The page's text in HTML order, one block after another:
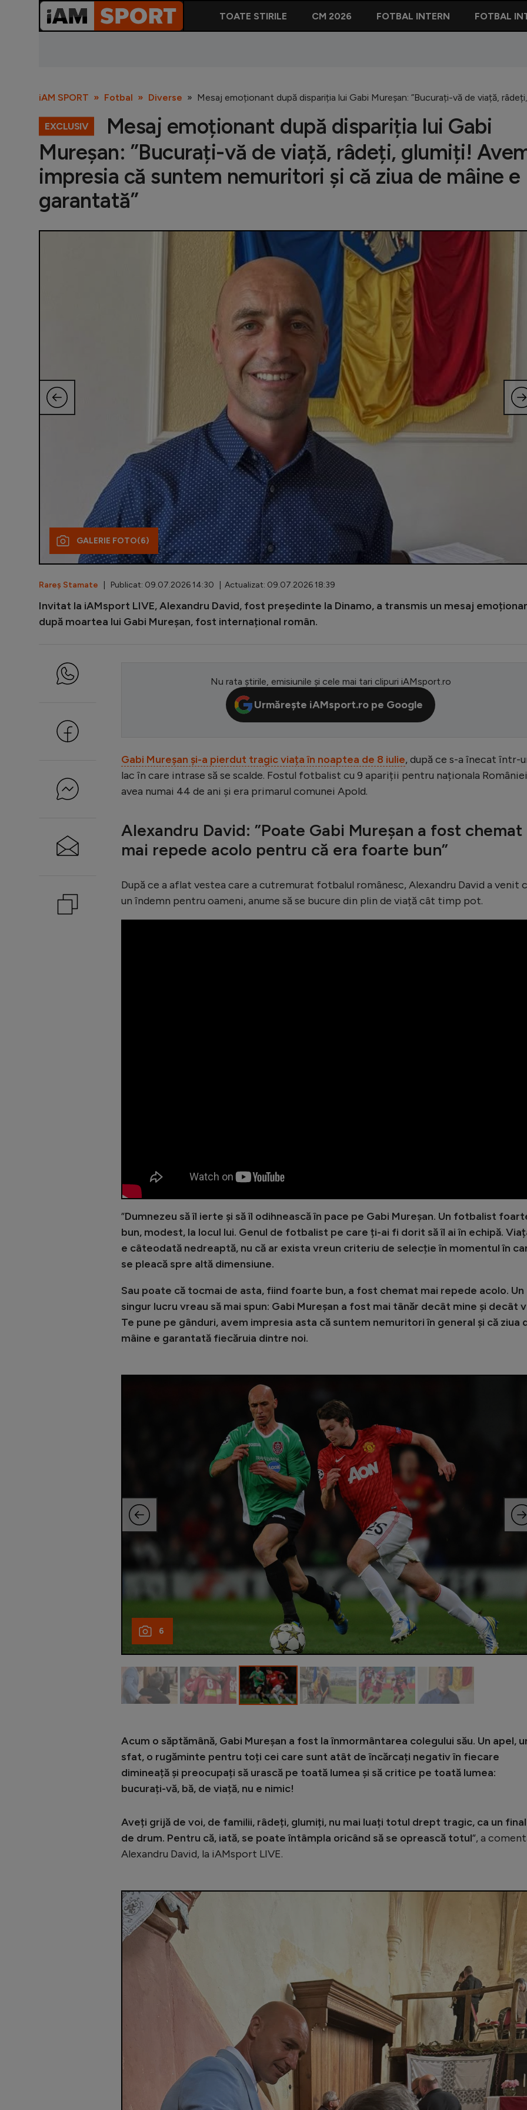
TOATE STIRILE CM 2026 FOTBAL INTERN FOTBAL
iAM SPORT Fotbal Diverse Mesaj emoționant după dispariția lui Gabi Mureșan: ”Bucurați-vă de viață,
EXCLUSIV
Mesaj emoționant după dispariția lui Gabi
Mureșan: ”Bucurați-vă de viață, râdeți, glumiți!
impresia că suntem nemuritori și că ziua de mâine e
garantată”
GALERIE FOTO(6)
Rareș Stamate | Publicat: 09.07.2026 14:30 | Actualizat: 09.07.2026 18:39
Invitat la iAMsport LIVE, Alexandru David, fost președinte la Dinamo, a transmis un mesaj
după moartea lui Gabi Mureșan, fost internațional român.
Nu rata știrile, emisiunile și cele mai tari clipuri iAMsport.ro
Urmărește iAMsport.ro pe Google
Gabi Mureșan și-a pierdut tragic viața în noaptea de 8 iulie, după ce s-a înecat într-
lac în care intrase să se scalde. Fostul fotbalist cu 9 apariții pentru naționala României
avea numai 44 de ani și era primarul comunei Apold.
Alexandru David: ”Poate Gabi Mureșan a fost chemat
mai repede acolo pentru că era foarte bun”
După ce a aflat vestea care a cutremurat fotbalul românesc, Alexandru David a venit
un îndemn pentru oameni, anume să se bucure din plin de viață cât timp pot.
”Dumnezeu să îl ierte și să îl odihnească în pace pe Gabi Mureșan. Un fotbalist
bun, modest, la locul lui. Genul de fotbalist pe care ți-ai fi dorit să îl ai în echipă.
e câteodată nedreaptă, nu că ar exista vreun criteriu de selecție în momentul în
se pleacă spre altă dimensiune.
Sau poate că tocmai de asta, fiind foarte bun, a fost chemat mai repede acolo. Un
singur lucru vreau să mai spun: Gabi Mureșan a fost mai tânăr decât mine și decât
Te pune pe gânduri, avem impresia asta că suntem nemuritori în general și că ziua
mâine e garantată fiecăruia dintre noi.
6
Acum o săptămână, Gabi Mureșan a fost la înmormântarea colegului său. Un apel,
sfat, o rugăminte pentru toți cei care sunt atât de încărcați negativ în fiecare
dimineață și preocupați să urască pe toată lumea și să critice pe toată lumea:
bucurați-vă, bă, de viață, nu e nimic!
Aveți grijă de voi, de familii, râdeți, glumiți, nu mai luați totul drept tragic, ca un final
de drum. Pentru că, iată, se poate întâmpla oricând să se oprească totul”, a
Alexandru David, la iAMsport LIVE.